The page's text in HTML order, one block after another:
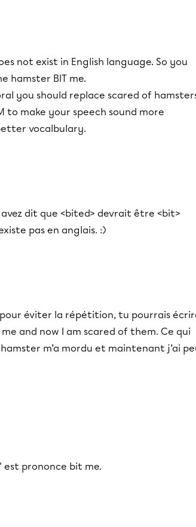
not exist in English language. So you
hamster BIT me.
you should replace scared of
to make your speech sound more
vocalbulary.
dit que <bited> devrait être <bit>
pas en anglais. :)
pour éviter la répétition, tu pourrais
and now I am scared of them. Ce qui
m’a mordu et maintenant j’ai
est prononce bit me.